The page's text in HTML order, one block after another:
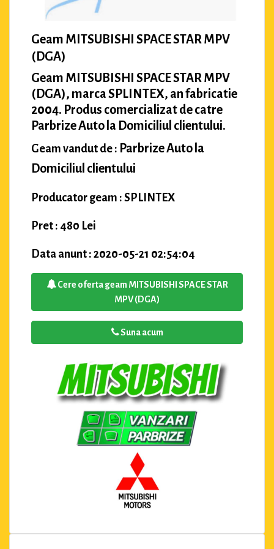
Geam MITSUBISHI SPACE STAR MPV
(DGA)
Geam MITSUBISHI SPACE STAR MPV
(DGA), marca SPLINTEX, an fabricatie
2004. Produs comercializat de catre
Parbrize Auto la Domiciliul clientului.
Geam vandut de : Parbrize Auto la
Domiciliul clientului
Producator geam : SPLINTEX
Pret : 480 Lei
Data anunt : 2020-05-21 02:54:04
Cere oferta geam MITSUBISHI SPACE STAR
MPV (DGA)
Suna acum